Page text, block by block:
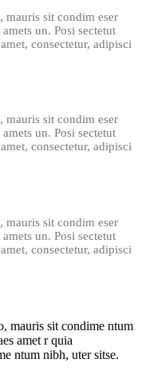
mauris sit condim eser
un. Posi sectetut
consectetur, adipisci
mauris sit condim eser
un. Posi sectetut
consectetur, adipisci
mauris sit condim eser
un. Posi sectetut
consectetur, adipisci
mauris sit condime ntum
amet r quia
ntum nibh, uter sitse.